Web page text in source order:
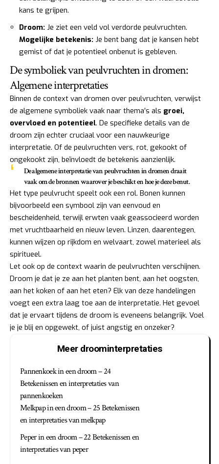
kans te grijpen.
Droom: Je ziet een veld vol verdorde peulvruchten.
Mogelijke betekenis: Je bent bang dat je kansen hebt
gemist of dat je potentieel onbenut is gebleven.
De symboliek van peulvruchten in dromen:
Algemene interpretaties
Binnen de context van dromen over peulvruchten, verwijst
de algemene symboliek vaak naar thema’s als groei,
overvloed en potentieel. De specifieke details van de
droom zijn echter cruciaal voor een nauwkeurige
interpretatie. Of de peulvruchten vers, rot, gekookt of
ongekookt zijn, beïnvloedt de betekenis aanzienlijk.
De algemene interpretatie van peulvruchten in dromen draait
vaak om debronnenwaarover je beschikt en hoe je deze benut.
Het type peulvrucht speelt ook een rol. Bonen kunnen
bijvoorbeeld een symbool zijn van eenvoud en
bescheidenheid, terwijl erwten vaak geassocieerd worden
met vruchtbaarheid en nieuw leven. Linzen, daarentegen,
kunnen wijzen op rijkdom en welvaart, zowel materieel als
spiritueel.
Let ook op de context waarin de peulvruchten verschijnen.
Droom je dat je ze aan het planten bent, aan het oogsten,
aan het koken of aan het eten? Elk van deze handelingen
voegt een extra laag toe aan de interpretatie. Het gevoel
dat je ervaart tijdens de droom is eveneens belangrijk. Voel
je je blij en opgewekt, of juist angstig en onzeker?
Meer droominterpretaties
Pannenkoek in een droom – 24
Betekenissen en interpretaties van
pannenkoeken
Melkpap in een droom – 25 Betekenissen
en interpretaties van melkpap
Peper in een droom – 22 Betekenissen en
interpretaties van peper